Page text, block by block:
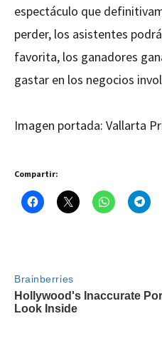
espectáculo que
perder, los asistentes
favorita, los ganadores
gastar en los negocios
Imagen portada: Vallarta
Compartir: